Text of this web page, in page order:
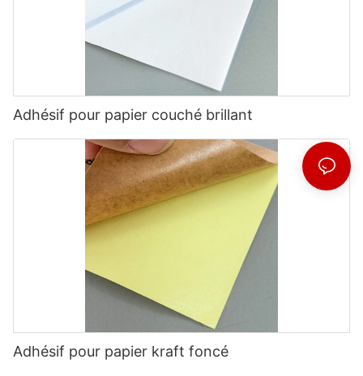
Adhésif pour papier couché brillant
Adhésif pour papier kraft foncé